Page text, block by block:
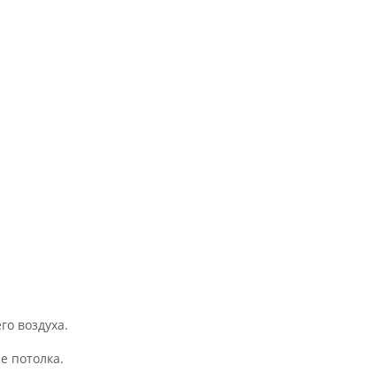
воздуха.
потолка.